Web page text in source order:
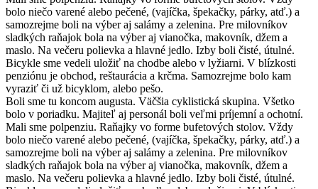
bolo niečo varené alebo pečené, (vajíčka, špekačky, párky, atď.) a
samozrejme boli na výber aj salámy a zelenina. Pre milovníkov
sladkých raňajok bola na výber aj vianočka, makovník, džem a
maslo. Na večeru polievka a hlavné jedlo. Izby boli čisté, útulné.
Bicykle sme vedeli uložiť na chodbe alebo v lyžiarni. V blízkosti
penziónu je obchod, reštaurácia a krčma. Samozrejme bolo kam
vyraziť či už bicyklom, alebo pešo.
Boli sme tu koncom augusta. Väčšia cyklistická skupina. Všetko
bolo v poriadku. Majiteľ aj personál boli veľmi príjemní a ochotní.
Mali sme polpenziu. Raňajky vo forme bufetových stolov. Vždy
bolo niečo varené alebo pečené, (vajíčka, špekačky, párky, atď.) a
samozrejme boli na výber aj salámy a zelenina. Pre milovníkov
sladkých raňajok bola na výber aj vianočka, makovník, džem a
maslo. Na večeru polievka a hlavné jedlo. Izby boli čisté, útulné.